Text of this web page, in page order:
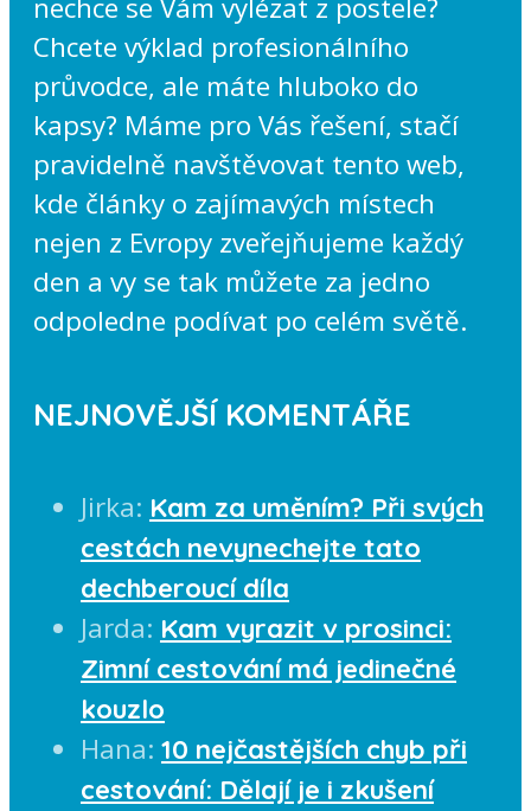
nechce se Vám vylézat z postele?
Chcete výklad profesionálního
průvodce, ale máte hluboko do
kapsy? Máme pro Vás řešení, stačí
pravidelně navštěvovat tento web,
kde články o zajímavých místech
nejen z Evropy zveřejňujeme každý
den a vy se tak můžete za jedno
odpoledne podívat po celém světě.
NEJNOVĚJŠÍ KOMENTÁŘE
Jirka: Kam za uměním? Při svých
cestách nevynechejte tato
dechberoucí díla
Jarda: Kam vyrazit v prosinci:
Zimní cestování má jedinečné
kouzlo
Hana: 10 nejčastějších chyb při
cestování: Dělají je i zkušení